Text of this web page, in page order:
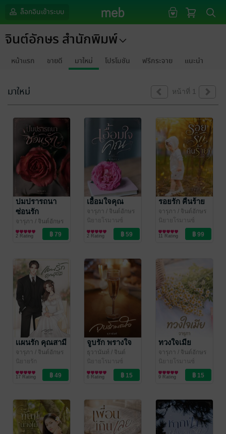
ล็อกอินเข้าระบบ
จินต์อักษร สำนักพิมพ์
หน้าแรก ขายดี มาใหม่ โปรโมชัน ฟรีกระจาย แนะนำ
มาใหม่ หน้าที่ 1
ปมปรารถนา
ซ่อนรัก
จารุภา / จินต์อักษร
สำนักพิมพ์
นิยายโรมานซ์
2 Rating
เอื้อมใจคุณ
จารุภา / จินต์อักษร
สำนักพิมพ์
นิยายโรมานซ์
2 Rating
รอยรัก คืนร้าย
จารุภา / จินต์อักษร
สำนักพิมพ์
นิยายโรมานซ์
11 Rating
เเผนรัก คุณสามี
จารุภา / จินต์อักษร
สำนักพิมพ์
นิยายรัก
17 Rating
จูบรัก พรางใจ
ธุวานันท์ / จินต์
อักษร สำนักพิมพ์
นิยายโรมานซ์
6 Rating
ทวงใจเมีย
จารุภา / จินต์อักษร
สำนักพิมพ์
นิยายโรมานซ์
9 Rating